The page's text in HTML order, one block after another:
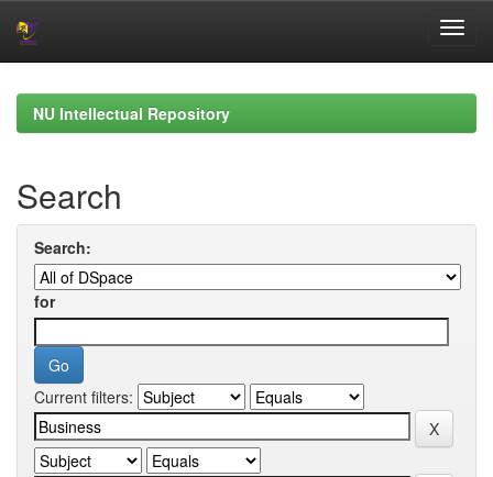
navigationNU Intellectual Repository
Search
Search:
for
Current filters: